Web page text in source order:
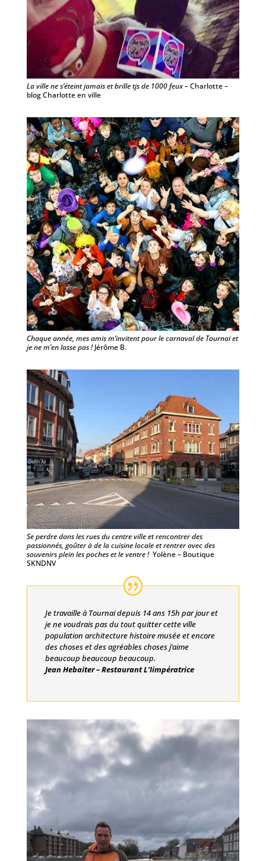
La ville ne s’éteint jamais et brille tjs de 1000 feux– Charlotte –
blog Charlotte en ville
Chaque année, mes amis m’invitent pour le carnaval de Tournai et
je ne m’en lasse pas !Jérôme B.
Se perdre dans les rues du centre ville et rencontrer des
passionnés, goûter à de la cuisine locale et rentrer avec des
souvenirs plein les poches et le ventre ! Yolène – Boutique
SKNDNV
Je travaille à Tournai depuis 14 ans 15h par jour et
je ne voudrais pas du tout quitter cette ville
population architecture histoire musée et encore
des choses et des agréables choses j’aime
beaucoup beaucoup beaucoup.
Jean Hebaiter – Restaurant L’Iimpératrice